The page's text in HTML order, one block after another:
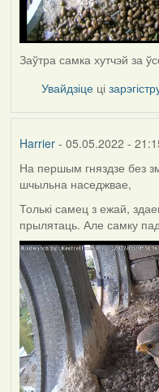
Заўтра самка хутчэй за
Увайдзіце ці
Harrier- 05.05.2022 -
На першым гняздзе без
шчыльна наседжвае,
Толькі самец з ежай,
прылятаць. Але самку